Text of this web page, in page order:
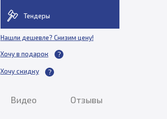
Тендеры
Нашли дешевле? Снизим цену!
Хочу в подарок
Хочу скидку
Видео Отзывы